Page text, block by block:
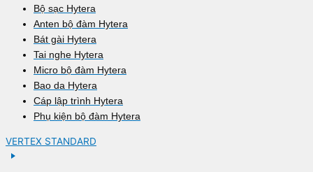
Bộ sạc Hytera
Anten bộ đàm Hytera
Bát gài Hytera
Tai nghe Hytera
Micro bộ đàm Hytera
Bao da Hytera
Cáp lập trình Hytera
Phụ kiện bộ đàm Hytera
VERTEX STANDARD